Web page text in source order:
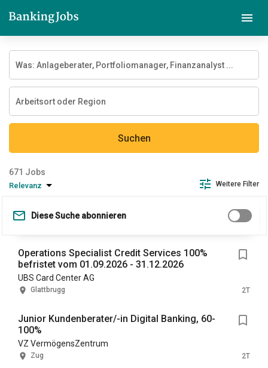
Suchen
Jobs
Relevanz Weitere Filter
Diese Suche abonnieren
Operations Specialist Credit Services 100%
befristet vom 01.09.2026 - 31.12.2026
UBS Card Center AG
Glattbrugg 2T
Junior Kundenberater/-in Digital Banking, 60-
100%
VZ VermögensZentrum
Zug 2T